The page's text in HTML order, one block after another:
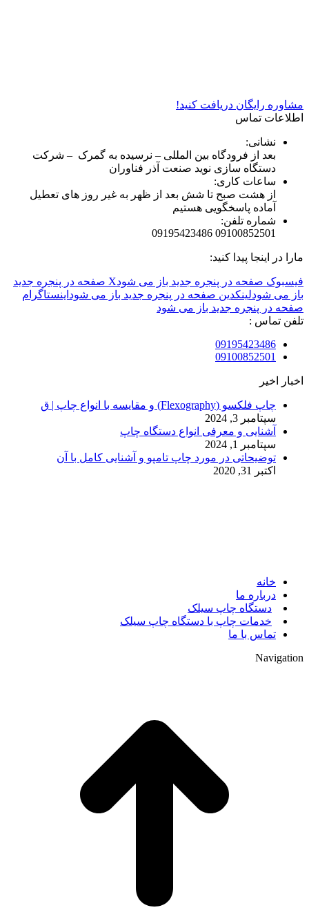
مشاوره رایگان دریافت کنید!
اطلاعات تماس
نشانی:
بعد از فرودگاه بین المللی – نرسیده به گمرک – شرکت
دستگاه سازی نوید صنعت آذر فناوران
ساعات کاری:
از هشت صبح تا شش بعد از ظهر به غیر روز های تعطیل
آماده پاسخگویی هستیم
شماره تلفن:
09100852501 09195423486
مارا در اینجا پیدا کنید:
فیسبوک صفحه در پنجره جدید باز می شود
X صفحه در پنجره جدید
باز می شودلینکدین صفحه در پنجره جدید باز می شود اینستاگرام
صفحه در پنجره جدید باز می شود
تلفن تماس :
09195423486
09100852501
اخبار اخیر
چاپ فلکسو (Flexography) و مقایسه با انواع چاپ | ق
سپتامبر 3, 2024
آشنایی و معرفی انواع دستگاه چاپ
سپتامبر 1, 2024
توضیحاتی در مورد چاپ تامپو و آشنایی کامل با آن
اکتبر 31, 2020
خانه
درباره ما
دستگاه چاپ سیلک
خدمات چاپ با دستگاه چاپ سیلک
تماس با ما
Navigation